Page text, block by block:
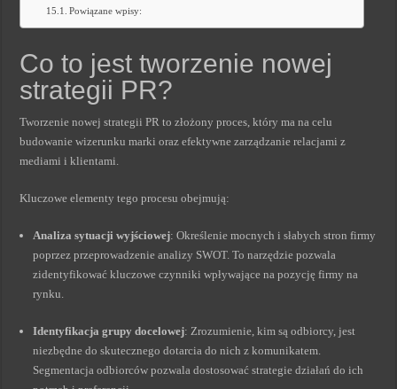
Powiązane wpisy:
Co to jest tworzenie nowej
strategii PR?
Tworzenie nowej strategii PR to złożony proces, który ma na celu
budowanie wizerunku marki oraz efektywne zarządzanie relacjami z
mediami i klientami.
Kluczowe elementy tego procesu obejmują:
Analiza sytuacji wyjściowej: Określenie mocnych i słabych stron firmy
poprzez przeprowadzenie analizy SWOT. To narzędzie pozwala
zidentyfikować kluczowe czynniki wpływające na pozycję firmy na
rynku.
Identyfikacja grupy docelowej: Zrozumienie, kim są odbiorcy, jest
niezbędne do skutecznego dotarcia do nich z komunikatem.
Segmentacja odbiorców pozwala dostosować strategie działań do ich